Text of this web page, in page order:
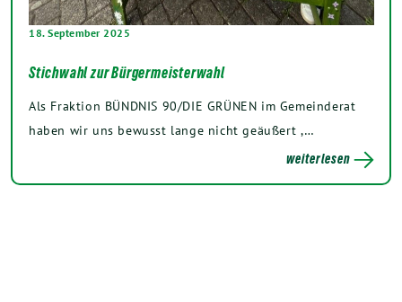
18. September 2025
Stichwahl zur Bürgermeisterwahl
Als Fraktion BÜNDNIS 90/DIE GRÜNEN im Gemeinderat
haben wir uns bewusst lange nicht geäußert ,…
weiterlesen